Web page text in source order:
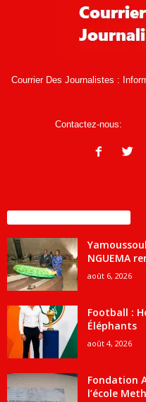
Courrier Des Journalistes :
Contactez-nous:
NGUEMA
août 6, 2026
Football :
Éléphants
août 4, 2026
Fondation
l’école